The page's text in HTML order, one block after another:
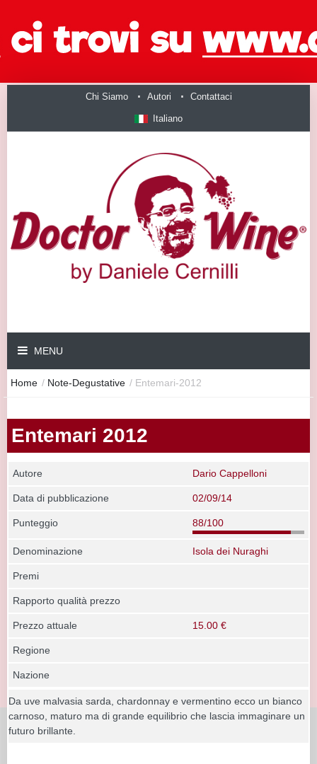
Chi Siamo Autori Contattaci
Italiano
MENU
Home / Note-Degustative / Entemari-2012
Entemari 2012
Autore Dario Cappelloni
Data di pubblicazione 02/09/14
Punteggio 88/100
Denominazione Isola dei Nuraghi
Premi
Rapporto qualità prezzo
Prezzo attuale 15.00 €
Regione
Nazione
Da uve malvasia sarda, chardonnay e vermentino ecco un bianco
carnoso, maturo ma di grande equilibrio che lascia immaginare un
futuro brillante.